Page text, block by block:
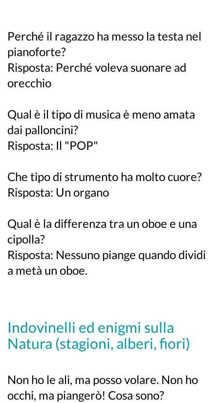
Perché il ragazzo ha messo la testa nel
pianoforte?
Risposta: Perché voleva suonare ad
orecchio
Qual è il tipo di musica è meno amata
dai palloncini?
Risposta: Il "POP"
Che tipo di strumento ha molto cuore?
Risposta: Un organo
Qual è la differenza tra un oboe e una
cipolla?
Risposta: Nessuno piange quando dividi
a metà un oboe.
Indovinelli ed enigmi sulla
Natura (stagioni, alberi, fiori)
Non ho le ali, ma posso volare. Non ho
occhi, ma piangerò! Cosa sono?